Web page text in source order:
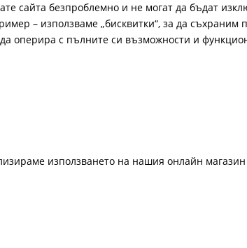
сайта безпроблемно и не могат да бъдат
– използваме „бисквитки“, за да съхраним
оперира с пълните си възможности и
използването на нашия онлайн